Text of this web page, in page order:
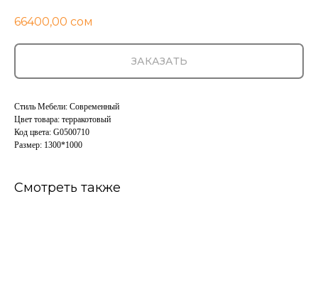
66400,00 сом
ЗАКАЗАТЬ
Стиль Мебели: Современный
Цвет товара: терракотовый
Код цвета: G0500710
Размер: 1300*1000
Смотреть также